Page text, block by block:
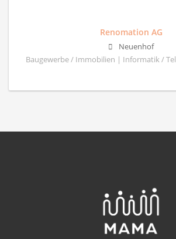
Renomation AG
Neuenhof
Baugewerbe / Immobilien | Informatik /